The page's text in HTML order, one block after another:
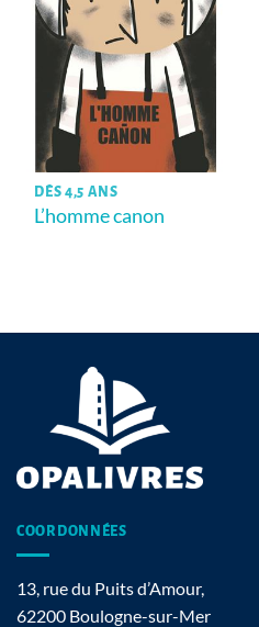
DÈS 4,5 ANS
L’homme canon
COORDONNÉES
13, rue du Puits d’Amour,
62200 Boulogne-sur-Mer